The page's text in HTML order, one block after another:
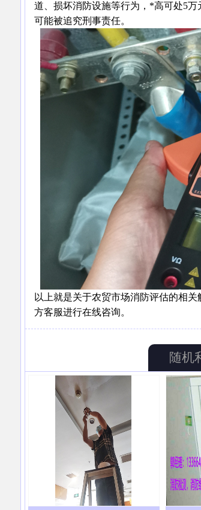
道、损坏消防设施等行为，*高可处5
可能被追究刑事责任。
以上就是关于农贸市场消防评估的相
方客服进行在线咨询。
随机